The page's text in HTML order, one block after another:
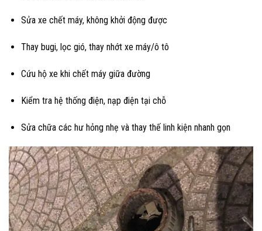
Sửa xe chết máy, không khởi động được
Thay bugi, lọc gió, thay nhớt xe máy/ô tô
Cứu hộ xe khi chết máy giữa đường
Kiểm tra hệ thống điện, nạp điện tại chỗ
Sửa chữa các hư hỏng nhẹ và thay thế linh kiện nhanh gọn